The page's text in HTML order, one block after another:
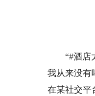
“#酒店太
我从来没有
在某社交平